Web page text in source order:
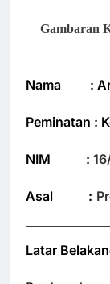
Gambaran
Nama :
Peminatan :
NIM :
Asal :
Latar